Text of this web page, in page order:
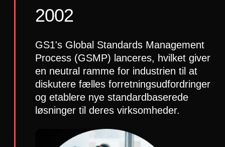
2002
GS1's Global Standards Management
Process (GSMP) lanceres, hvilket giver
en neutral ramme for industrien til at
diskutere fælles forretningsudfordringer
og etablere nye standardbaserede
løsninger til deres virksomheder.